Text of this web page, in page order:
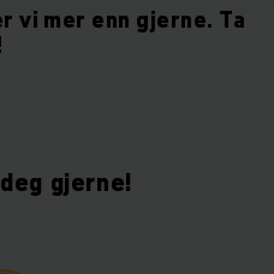
vi mer enn gjerne. Ta
gjerne!